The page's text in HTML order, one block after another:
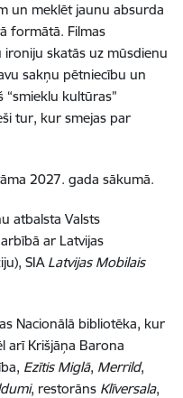
un meklēt jaunu absurda
formātā. Filmas
skatās uz mūsdienu
sakņu pētniecību un
kultūras”
tur, kur smejas par
2027. gada sākumā.
atbalsta Valsts
ar Latvijas
SIA Latvijas Mobilais
Nacionālā bibliotēka, kur
arī Krišjāņa Barona
Ezītis Miglā, Merrild,
, restorāns Klīversala,